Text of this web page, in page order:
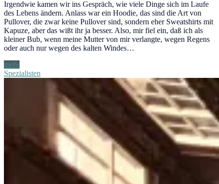
Irgendwie kamen wir ins Gespräch, wie viele Dinge sich im Laufe
des Lebens ändern. Anlass war ein Hoodie, das sind die Art von
Pullover, die zwar keine Pullover sind, sondern eher Sweatshirts mit
Kapuze, aber das wißt ihr ja besser. Also, mir fiel ein, daß ich als
kleiner Bub, wenn meine Mutter von mir verlangte, wegen Regens
oder auch nur wegen des kalten Windes…
mehrVeränderungen
Spezialisten